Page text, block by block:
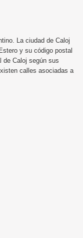
La ciudad de Caloj
y su código postal
de Caloj según sus
calles asociadas a